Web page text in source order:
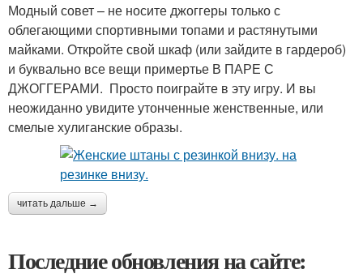
Модный совет – не носите джоггеры только с
облегающими спортивными топами и растянутыми
майками. Откройте свой шкаф (или зайдите в гардероб)
и буквально все вещи примертье В ПАРЕ С
ДЖОГГЕРАМИ. Просто поиграйте в эту игру. И вы
неожиданно увидите утонченные женственные, или
смелые хулиганские образы.
читать дальше →
Последние обновления на сайте: